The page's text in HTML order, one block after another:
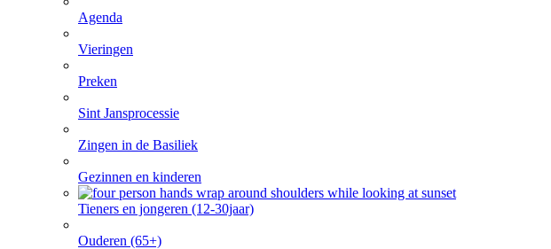
Agenda
Vieringen
Preken
Sint Jansprocessie
Zingen in de Basiliek
Gezinnen en kinderen
Tieners en jongeren (12-30jaar)
Ouderen (65+)